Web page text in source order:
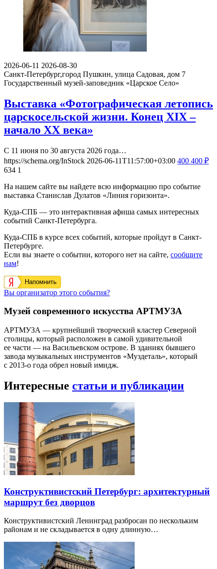
2026-06-11 2026-08-30
Санкт-Петербург,город Пушкин, улица Садовая, дом 7
Государственный музей-заповедник «Царское Село»
Выставка «Фотографическая летопись
царскосельской жизни. Конец XIX –
начало XX века»
С 11 июня по 30 августа 2026 года…
https://schema.org/InStock 2026-06-11T11:57:00+03:00 400 400 ₽
634 1
На нашем сайте вы найдете всю информацию про событие
выставка Станислав Дулатов «Линия горизонта».
Куда-СПБ — это интерактивная афиша самых интересных
событий Санкт-Петербурга.
Куда-СПБ в курсе всех событий, которые пройдут в Санкт-
Петербурге.
Если вы знаете о событии, которого нет на сайте, сообщите
нам!
Напомнить
Вы организатор этого события?
Музей современного искусства АРТМУЗА
АРТМУЗА — крупнейший творческий кластер Северной
столицы, который расположен в самой удивительной
ее части — на Васильевском острове. В зданиях бывшего
завода музыкальных инструментов «Муздеталь», который
с 2013-о года обрел новый имидж.
Интересные статьи и публикации
Конструктивистский Петербург: архитектурный
маршрут без дворцов
Конструктивистский Ленинград разбросан по нескольким
районам и не складывается в одну длинную…